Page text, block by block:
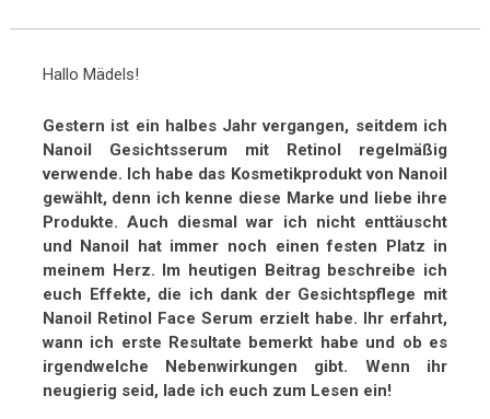
Hallo Mädels!
Gestern ist ein halbes Jahr vergangen, seitdem ich
Nanoil Gesichtsserum mit Retinol regelmäßig
verwende. Ich habe das Kosmetikprodukt von Nanoil
gewählt, denn ich kenne diese Marke und liebe ihre
Produkte. Auch diesmal war ich nicht enttäuscht
und Nanoil hat immer noch einen festen Platz in
meinem Herz. Im heutigen Beitrag beschreibe ich
euch Effekte, die ich dank der Gesichtspflege mit
Nanoil Retinol Face Serum erzielt habe. Ihr erfahrt,
wann ich erste Resultate bemerkt habe und ob es
irgendwelche Nebenwirkungen gibt. Wenn ihr
neugierig seid, lade ich euch zum Lesen ein!